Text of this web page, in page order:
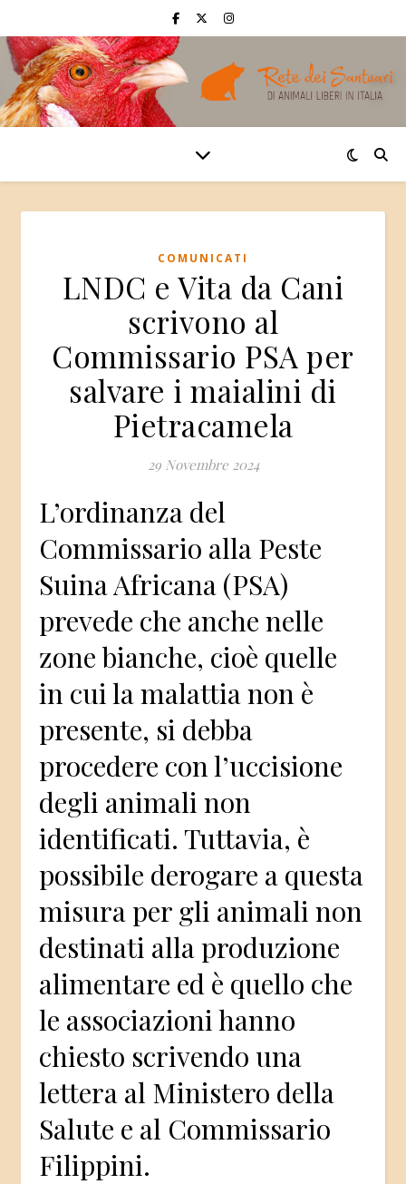
COMUNICATI
LNDC e Vita da Cani
scrivono al
Commissario PSA per
salvare i maialini di
Pietracamela
29 Novembre 2024
L’ordinanza del
Commissario alla Peste
Suina Africana (PSA)
prevede che anche nelle
zone bianche, cioè quelle
in cui la malattia non è
presente, si debba
procedere con l’uccisione
degli animali non
identificati. Tuttavia, è
possibile derogare a questa
misura per gli animali non
destinati alla produzione
alimentare ed è quello che
le associazioni hanno
chiesto scrivendo una
lettera al Ministero della
Salute e al Commissario
Filippini.